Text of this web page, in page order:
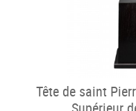
Tête de saint